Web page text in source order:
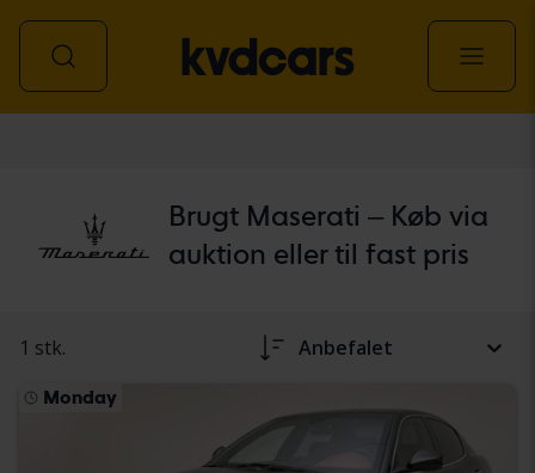
Brugt Maserati – Køb via
auktion eller til fast pris
1 stk. Anbefalet
Monday